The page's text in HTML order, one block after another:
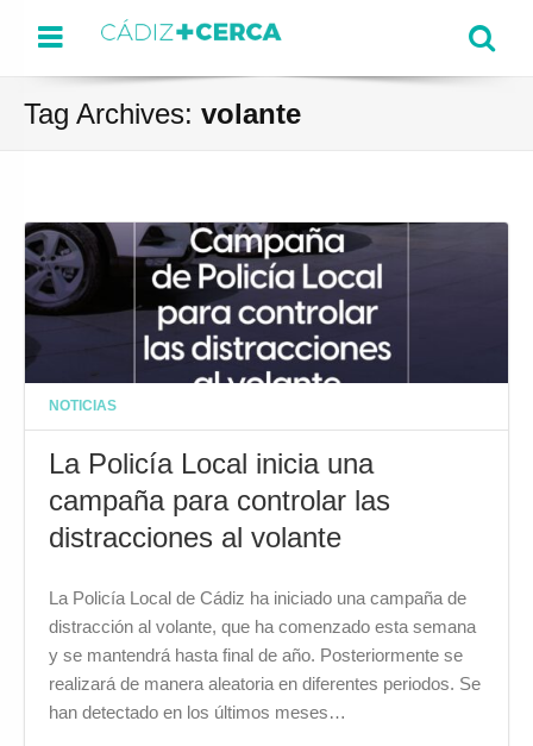
Menu
Tag Archives: volante
NOTICIAS
La Policía Local inicia una
campaña para controlar las
distracciones al volante
La Policía Local de Cádiz ha iniciado una campaña de
distracción al volante, que ha comenzado esta semana
y se mantendrá hasta final de año. Posteriormente se
realizará de manera aleatoria en diferentes periodos. Se
han detectado en los últimos meses…